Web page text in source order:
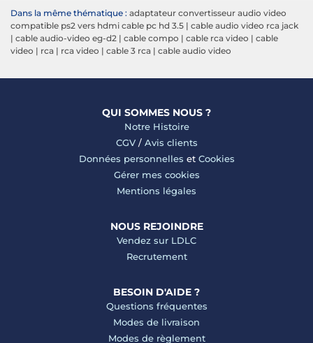
Dans la même thématique : adaptateur convertisseur audio video
compatible ps2 vers hdmi cable pc hd 3.5 | cable audio video rca jack
| cable audio-video eg-d2 | cable compo | cable rca video | cable
video | rca | rca video | cable 3 rca | cable audio video
QUI SOMMES NOUS ?
Notre Histoire
CGV/ Avis clients
Données personnelles et Cookies
Gérer mes cookies
Mentions légales
NOUS REJOINDRE
Vendez sur LDLC
Recrutement
BESOIN D'AIDE ?
Questions fréquentes
Modes de livraison
Modes de règlement